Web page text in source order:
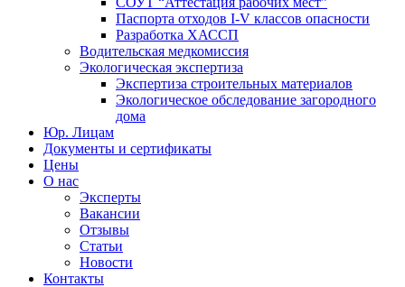
Паспорта отходов I-V классов опасности
Разработка ХАССП
Водительская медкомиссия
Экологическая экспертиза
Экспертиза строительных материалов
Экологическое обследование загородного
дома
Юр. Лицам
Документы и сертификаты
Цены
О нас
Эксперты
Вакансии
Отзывы
Статьи
Новости
Контакты